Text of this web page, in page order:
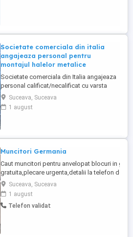
Societate comerciala din italia
angajeaza personal pentru
montajul halelor metalice
Societate comerciala din Italia angajeaza
personal calificat/necalificat cu varsta
cuprinsa intre 18 si 45 ani in domeniul
sistemelor de depozitare (montaj rafturi
industriale). Candidatul ideal: -abilitati
inaltime; -disponibilitate ...
Suceava, Suceava
1 august
Muncitori Germania
Caut muncitori pentru anvelopat blocuri in
gratuita,plecare urgenta,detalii la telefon doar
Suceava, Suceava
1 august
Telefon validat